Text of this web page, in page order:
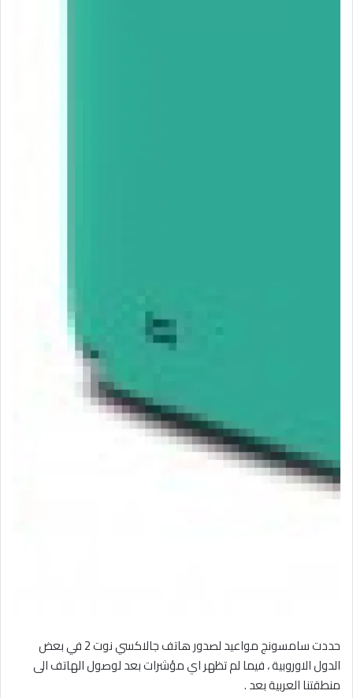
حددت سامسونج مواعيد لصدور هاتف جالاكسي نوت 2 في بعض
الدول الاوروبية ، فيما لم تظهر اي مؤشرات بعد لوصول الهاتف الى
منطقتنا العربية بعد .